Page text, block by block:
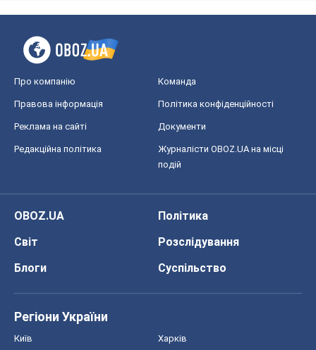
Про компанію Команда
Правова інформація Політика конфіденційності
Реклама на сайті Документи
Редакційна політика
Журналісти OBOZ.UA на місці
подій
OBOZ.UA
Політика
Світ
Розслідування
Блоги
Суспільство
Регіони України
Київ Харків